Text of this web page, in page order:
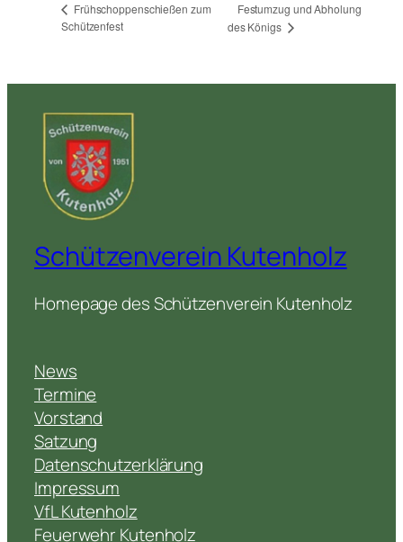
Frühschoppenschießen zum
Schützenfest
Festumzug und Abholung
des Königs
Schützenverein Kutenholz
Homepage des Schützenverein Kutenholz
News
Termine
Vorstand
Satzung
Datenschutzerklärung
Impressum
VfL Kutenholz
Feuerwehr Kutenholz